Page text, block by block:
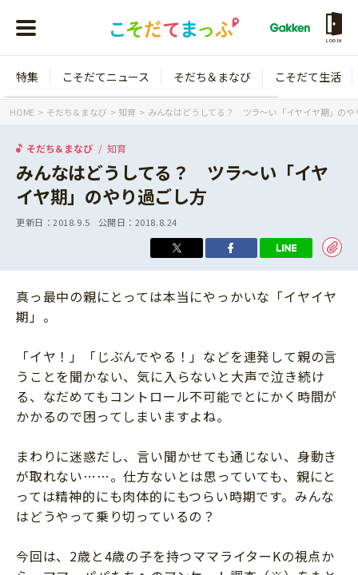
LOGIN
年齢から探す
1歳
年中
年長
小学3年生
小学4年生
小学5年生
小学6年生
こそだてニュース
ニュース
そだち＆まなび
ワーク・ドリル
幼稚園・保育園
科学・プログラミング
教育・学習
絵本・読み聞かせ
自由研究・工作
こそだて生活
住まい
ファッション・美容
行事・イベント
トラブル
人間関係
こそだてマンガ
特集 こそだてニュース そだち＆まなび こそだて生活
HOME そだち＆まなび 知育 みんなはどうしてる？ ツラ～い「イヤイヤ期」のや
そだち＆まなび 知育
みんなはどうしてる？ ツラ～い「イヤ
イヤ期」のやり過ごし方
更新日：2018.9.5 公開日： 2018.8.24
真っ最中の親にとっては本当にやっかいな「イヤイヤ
期」。
「イヤ！」「じぶんでやる！」などを連発して親の言
うことを聞かない、気に入らないと大声で泣き続け
る、なだめてもコントロール不可能でとにかく時間が
かかるので困ってしまいますよね。
まわりに迷惑だし、言い聞かせても通じない、身動き
が取れない……。仕方ないとは思っていても、親にと
っては精神的にも肉体的にもつらい時期です。みんな
はどうやって乗り切っているの？
今回は、2歳と4歳の子を持つママライターKの視点か